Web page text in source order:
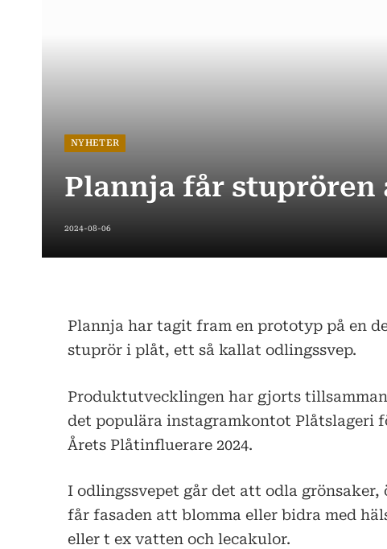
NYHETER
Plannja får stuprören
2024-08-06
Plannja har tagit fram en prototyp på en
stuprör i plåt, ett så kallat odlingssvep.
Produktutvecklingen har gjorts
det populära instagramkontot Plåtslageri
Årets Plåtinfluerare 2024.
I odlingssvepet går det att odla
får fasaden att blomma eller bidra med
eller t ex vatten och lecakulor.